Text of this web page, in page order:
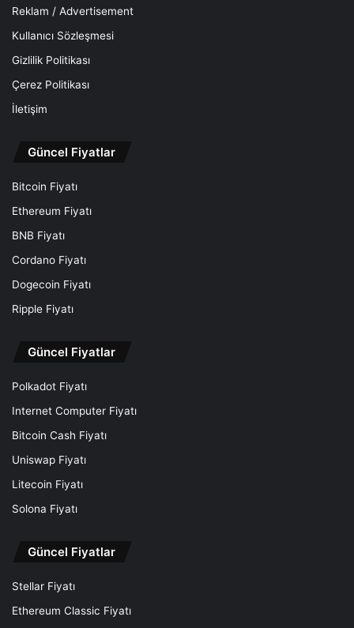
Reklam / Advertisement
Kullanıcı Sözleşmesi
Gizlilik Politikası
Çerez Politikası
İletişim
Güncel Fiyatlar
Bitcoin Fiyatı
Ethereum Fiyatı
BNB Fiyatı
Cordano Fiyatı
Dogecoin Fiyatı
Ripple Fiyatı
Güncel Fiyatlar
Polkadot Fiyatı
Internet Computer Fiyatı
Bitcoin Cash Fiyatı
Uniswap Fiyatı
Litecoin Fiyatı
Solona Fiyatı
Güncel Fiyatlar
Stellar Fiyatı
Ethereum Classic Fiyatı